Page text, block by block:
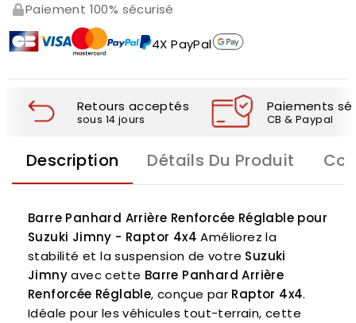
Paiement 100% sécurisé
4X PayPal
Retours acceptés
sous 14 jours
Paiements
CB & Paypal
Description Détails Du Produit
Barre Panhard Arrière Renforcée Réglable pour
Suzuki Jimny - Raptor 4x4 Améliorez la
stabilité et la suspension de votre Suzuki
Jimnyavec cette Barre Panhard Arrière
Renforcée Réglable, conçue par Raptor 4x4.
Idéale pour les véhicules tout-terrain, cette